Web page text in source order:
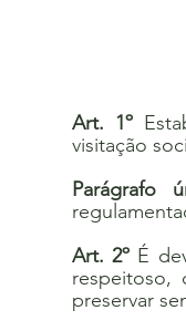
Art. 1º
visitação
Parágrafo
Art. 2º É
respeitoso,
preservar